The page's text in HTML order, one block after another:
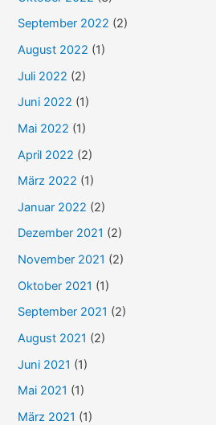
September 2022 (2)
August 2022 (1)
Juli 2022 (2)
Juni 2022 (1)
Mai 2022 (1)
April 2022 (2)
März 2022 (1)
Januar 2022 (2)
Dezember 2021 (2)
November 2021 (2)
Oktober 2021 (1)
September 2021 (2)
August 2021 (2)
Juni 2021 (1)
Mai 2021 (1)
März 2021 (1)